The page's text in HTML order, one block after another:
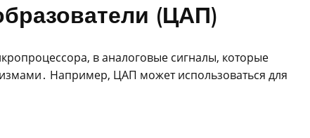
(ЦАП)
в аналоговые сигналы, которые
Например, ЦАП может использоваться для